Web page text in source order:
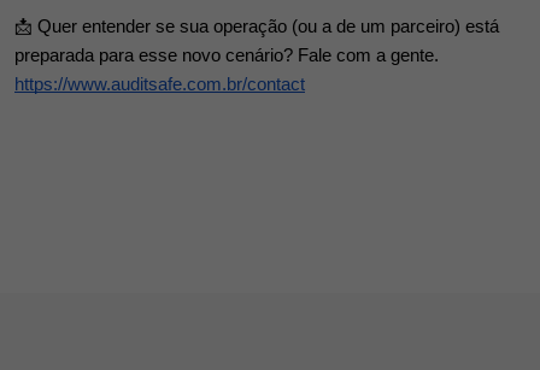
📩 Quer entender se sua operação (ou a de um parceiro) está
preparada para esse novo cenário? Fale com a gente.
https://www.auditsafe.com.br/contact